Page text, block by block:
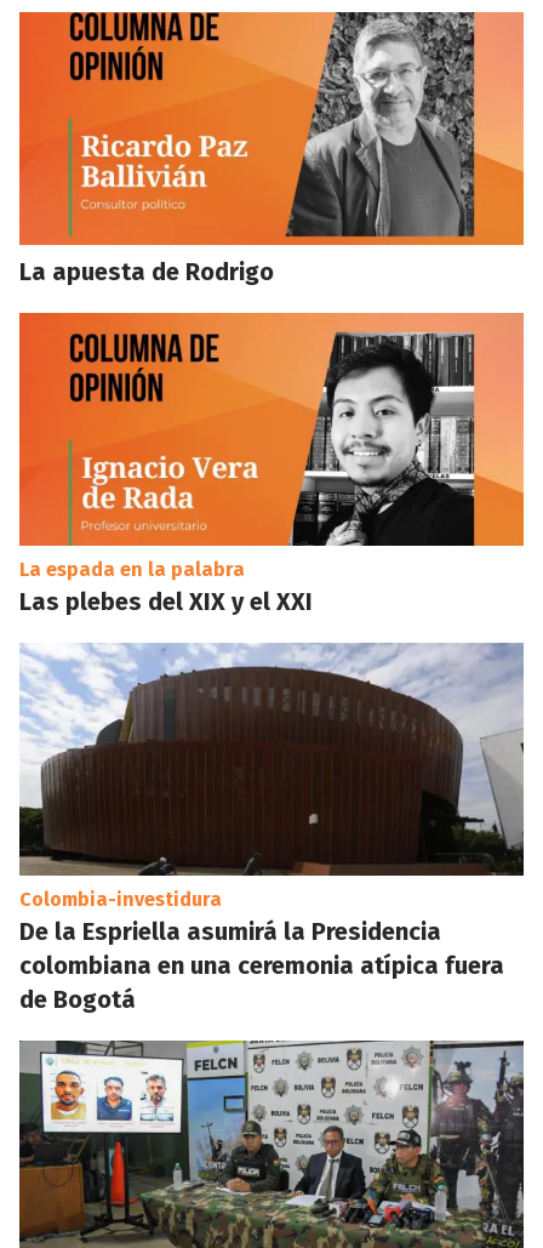
La apuesta de Rodrigo
La espada en la palabra
Las plebes del XIX y el XXI
Colombia-investidura
De la Espriella asumirá la Presidencia
colombiana en una ceremonia atípica fuera
de Bogotá